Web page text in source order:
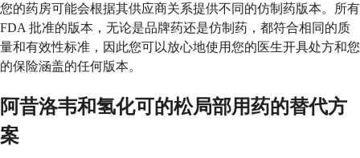
您的药房可能会根据其供应商关系提供不同的仿制药版本。所有
FDA 批准的版本，无论是品牌药还是仿制药，都符合相同的质
量和有效性标准，因此您可以放心地使用您的医生开具处方和您
的保险涵盖的任何版本。
阿昔洛韦和氢化可的松局部用药的替代方
案